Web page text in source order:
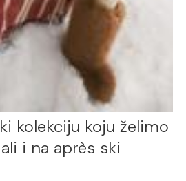
kolekciju koju želimo
i na après ski